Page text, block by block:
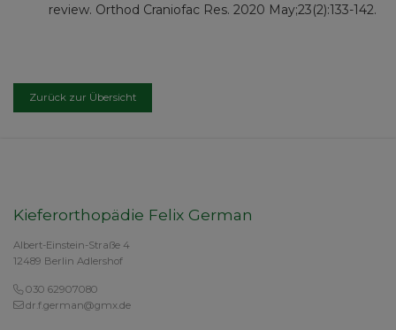
Zurück zur Übersicht
review. Orthod Craniofac Res. 2020 May;23(2):133-142.
Kieferorthopädie Felix German
Albert-Einstein-Straße 4
12489 Berlin Adlershof
030 62907080
dr.f.german@gmx.de